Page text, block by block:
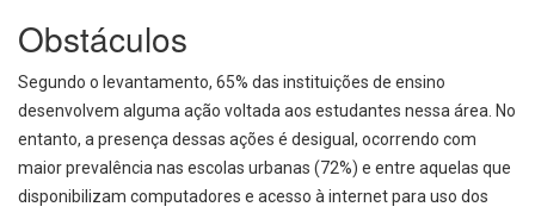
Obstáculos
Segundo o levantamento, 65% das instituições de ensino
desenvolvem alguma ação voltada aos estudantes nessa área. No
entanto, a presença dessas ações é desigual, ocorrendo com
maior prevalência nas escolas urbanas (72%) e entre aquelas que
disponibilizam computadores e acesso à internet para uso dos